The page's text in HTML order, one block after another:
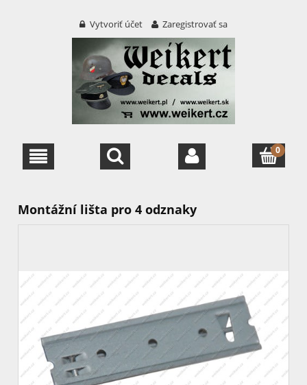
Vytvoriť účet Zaregistrovať sa
Montážní lišta pro 4 odznaky